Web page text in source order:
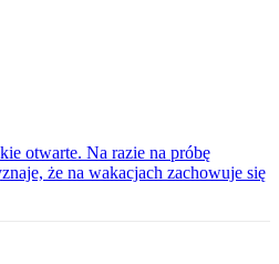
otwarte. Na razie na próbę
że na wakacjach zachowuje się